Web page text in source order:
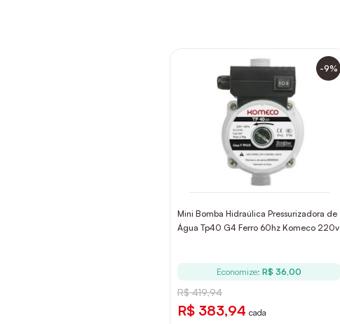
-9%
Mini Bomba Hidraúlica Pressurizadora de
Água Tp40 G4 Ferro 60hz Komeco 220v
Economize: R$ 36,00
R$ 419,94
R$ 383,94 cada